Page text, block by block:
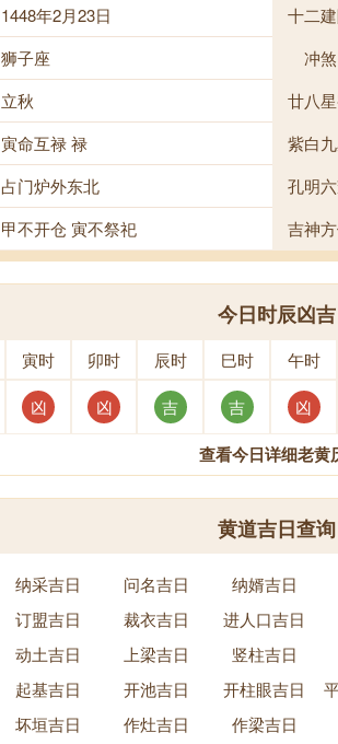
1448年2月23日 十二
狮子座 冲煞
立秋 廿八
寅命互禄 禄 紫白
占门炉外东北 孔明
甲不开仓 寅不祭祀 吉神
今日时辰凶吉
寅时 卯时 辰时 巳时 午时
凶 凶 吉 吉 凶
查看今日详细老黄
黄道吉日查询
纳采吉日 问名吉日 纳婿吉日
订盟吉日 裁衣吉日 进人口吉日
动土吉日 上梁吉日 竖柱吉日
起基吉日 开池吉日 开柱眼吉日
坏垣吉日 作灶吉日 作梁吉日